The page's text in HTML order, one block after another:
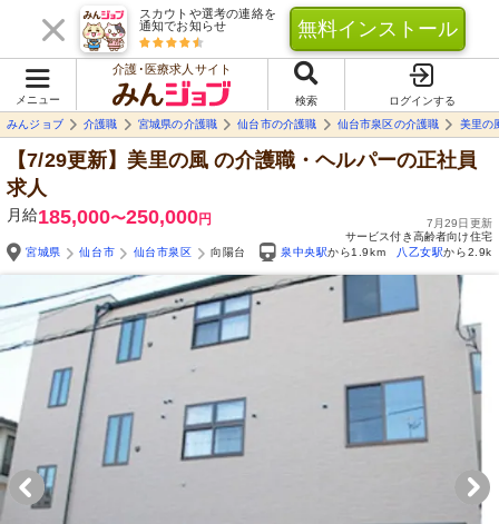
スカウトや選考の連絡を
通知でお知らせ
無料インストール
メニュー
介護･医療求人サイト
検索
ログインする
みんジョブ
介護職 宮城県の介護職 仙台市の介護職 仙台市泉区の介護職 美里の
【7/29更新】美里の風 の介護職・ヘルパーの正社員
求人
月給185,000〜250,000円
7月29日更新
サービス付き高齢者向け住宅
宮城県
仙台市 仙台市泉区 向陽台 泉中央駅から1.9km 八乙女駅から